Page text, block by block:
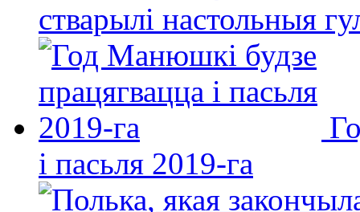
стварылі настольныя
і пасьля 2019-га